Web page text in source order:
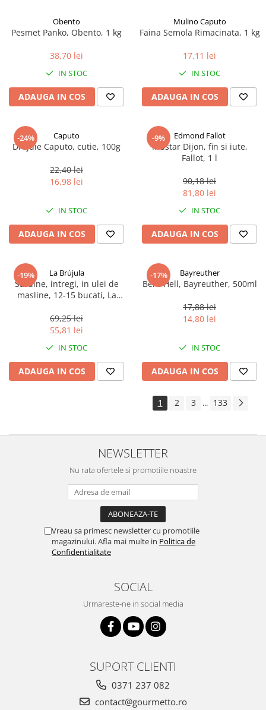
Obento
Pesmet Panko, Obento, 1 kg
38,70 lei
IN STOC
ADAUGA IN COS
Mulino Caputo
Faina Semola Rimacinata, 1 kg
17,11 lei
IN STOC
ADAUGA IN COS
-24% Caputo
Drojdie Caputo, cutie, 100g
22,40 lei
16,98 lei
IN STOC
ADAUGA IN COS
-9% Edmond Fallot
Mustar Dijon, fin si iute,
Fallot, 1 l
90,18 lei
81,80 lei
IN STOC
ADAUGA IN COS
-19% La Brújula
Sardine, intregi, in ulei de
masline, 12-15 bucati, La
69,25 lei
55,81 lei
IN STOC
ADAUGA IN COS
-17% Bayreuther
Bere Hell, Bayreuther, 500ml
17,88 lei
14,80 lei
IN STOC
ADAUGA IN COS
1 2 3 ... 133
NEWSLETTER
Nu rata ofertele si promotiile noastre
Vreau sa primesc newsletter cu promotiile
magazinului. Afla mai multe in Politica de
Confidentialitate
SOCIAL
Urmareste-ne in social media
SUPORT CLIENTI
0371 237 082
contact@gourmetto.ro